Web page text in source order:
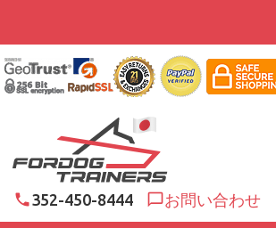
352-450-8444 お問い合わせ